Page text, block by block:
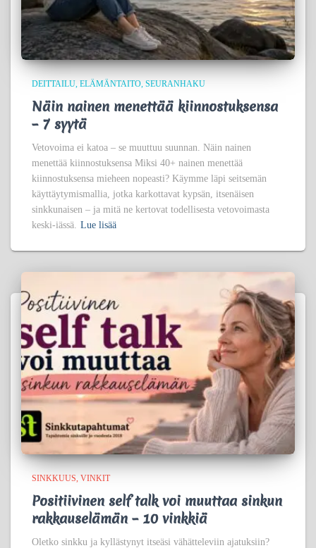
DEITTAILU ELÄMÄNTAITO SEURANHAKU
Näin nainen menettää kiinnostuksensa
– 7 syytä
Vetovoima ei katoa – se muuttuu suunnan. Näin nainen
menettää kiinnostuksensa Miksi 40+ nainen menettää
kiinnostuksensa mieheen nopeasti? Käymme läpi seitsemän
käyttäytymismallia, jotka karkottavat kypsän, itsenäisen
sinkkunaisen – ja mitä ne kertovat todellisesta vetovoimasta
keski-iässä.
Lue lisää
SINKKUUS VINKIT
Positiivinen self talk voi muuttaa sinkun
rakkauselämän – 10 vinkkiä
Oletko sinkku ja kyllästynyt itseäsi vähätteleviin ajatuksiin?